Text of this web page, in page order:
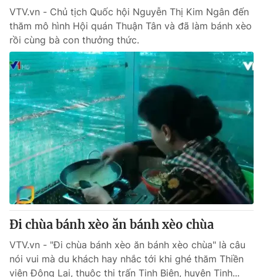
VTV.vn - Chủ tịch Quốc hội Nguyễn Thị Kim Ngân đến
thăm mô hình Hội quán Thuận Tân và đã làm bánh xèo
rồi cùng bà con thưởng thức.
Đi chùa bánh xèo ăn bánh xèo chùa
VTV.vn - "Đi chùa bánh xèo ăn bánh xèo chùa" là câu
nói vui mà du khách hay nhắc tới khi ghé thăm Thiền
viện Đông Lai, thuộc thị trấn Tịnh Biên, huyện Tịnh...